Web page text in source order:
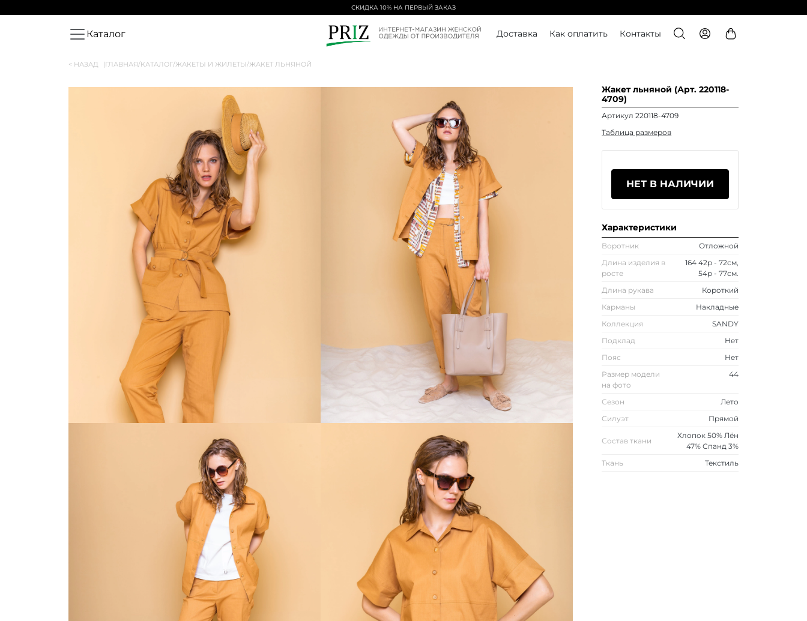
БЕСПЛАТНАЯ ДОСТАВКА ОТ 5000₽
Каталог Доставка Как оплатить Контакты
< НАЗАД |ГЛАВНАЯ/КАТАЛОГ/ЖАКЕТЫ И ЖИЛЕТЫ/ЖАКЕТ ЛЬНЯНОЙ
Жакет льняной (Арт. 220118-
4709)
Артикул 220118-4709
Таблица размеров
НЕТ В НАЛИЧИИ
Характеристики
Воротник
Отложной
Длина изделия в
росте
164 42р - 72см,
54р - 77см.
Длина рукава
Короткий
Карманы
Накладные
Коллекция
SANDY
Подклад
Нет
Пояс
Нет
Размер модели
на фото
44
Сезон
Лето
Силуэт
Прямой
Состав ткани
Хлопок 50% Лён
47% Спанд 3%
Ткань
Текстиль